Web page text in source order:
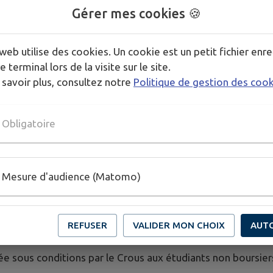
pour soutenir les familles en situations financières
par le chef d’établissement scolaire aux lycéens
et scolarisés en internat. Plus d’infos surService-
: destinée aux lycéens boursiers en cursus
sous conditions (études, âge, diplômes, nationalité
ausimulateur
les plus méritants, percevable jusqu’à plus de 3
plus méritants pour préparer certains concours de la
sous conditions par le Crous aux étudiants non
Gérer mes cookies 🍪
utilise des cookies. Un cookie est un petit fichier
terminal lors de la visite sur le site.
savoir plus, consultez notre Politique de gestion des
Obligatoire
Mesure d'audience (Matomo)
REFUSER VALIDER MON CHOIX